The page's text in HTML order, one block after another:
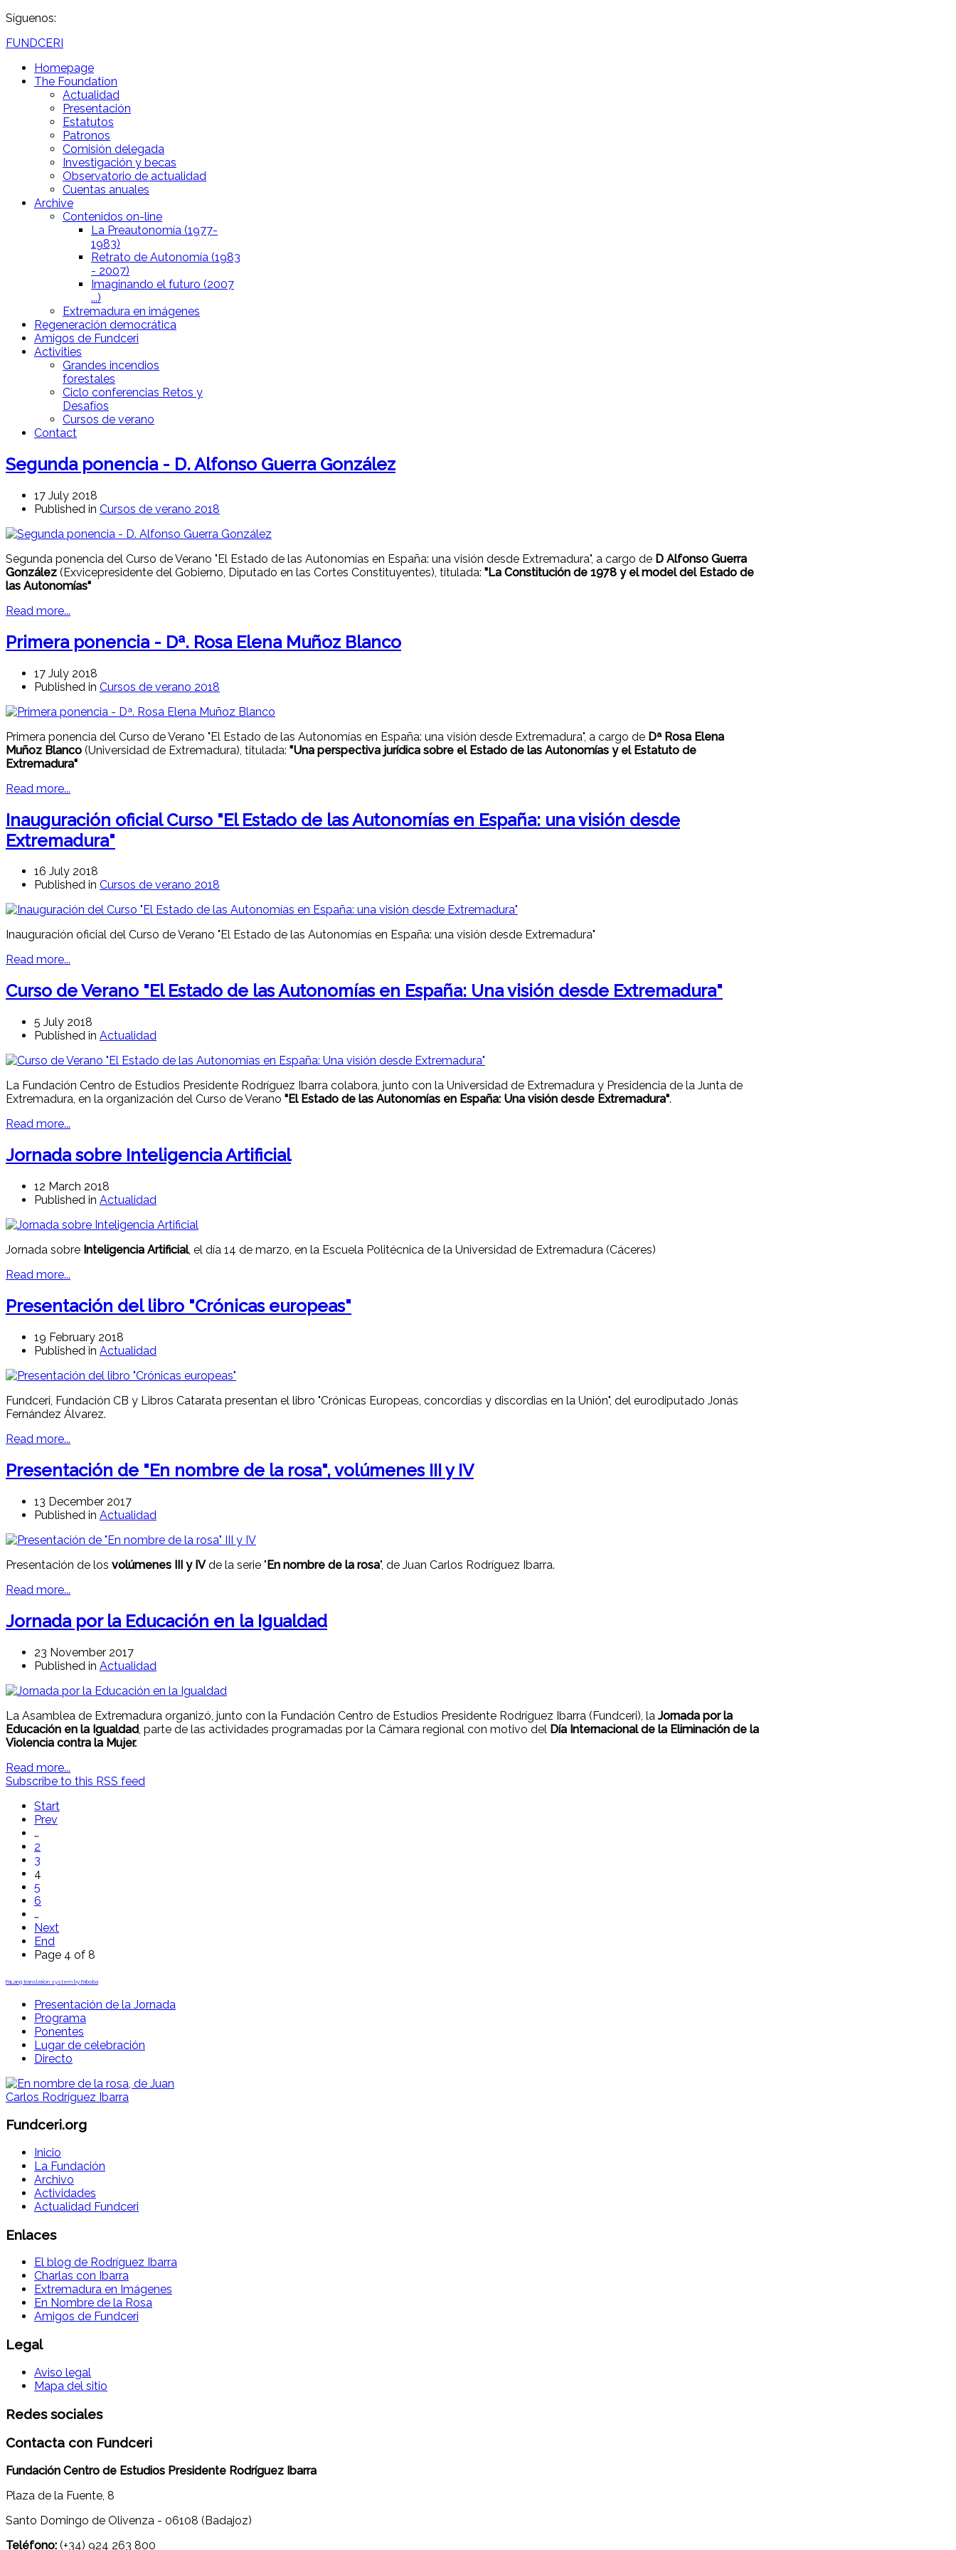
Síguenos:
FUNDCERI
Homepage
The Foundation
Actualidad
Presentación
Estatutos
Patronos
Comisión delegada
Investigación y becas
Observatorio de actualidad
Cuentas anuales
Archive
Contenidos on-line
La Preautonomía (1977-
1983)
Retrato de Autonomía (1983
- 2007)
Imaginando el futuro (2007
...)
Extremadura en imágenes
Regeneración democrática
Amigos de Fundceri
Activities
Grandes incendios
forestales
Ciclo conferencias Retos y
Desafíos
Cursos de verano
Contact
Segunda ponencia - D. Alfonso Guerra González
17 July 2018
Published in Cursos de verano 2018
Segunda ponencia del Curso de Verano "El Estado de las Autonomías en España: una visión desde Extremadura", a cargo de D Alfonso Guerra
González (Exvicepresidente del Gobierno, Diputado en las Cortes Constituyentes), titulada: "La Constitución de 1978 y el model del Estado de
las Autonomías"
Read more...
Primera ponencia - Dª. Rosa Elena Muñoz Blanco
17 July 2018
Published in Cursos de verano 2018
Primera ponencia del Curso de Verano "El Estado de las Autonomías en España: una visión desde Extremadura", a cargo de Dª Rosa Elena
Muñoz Blanco (Universidad de Extremadura), titulada: "Una perspectiva jurídica sobre el Estado de las Autonomías y el Estatuto de
Extremadura"
Read more...
Inauguración oficial Curso "El Estado de las Autonomías en España: una visión desde
Extremadura"
16 July 2018
Published in Cursos de verano 2018
Inauguración oficial del Curso de Verano "El Estado de las Autonomías en España: una visión desde Extremadura"
Read more...
Curso de Verano "El Estado de las Autonomías en España: Una visión desde Extremadura"
5 July 2018
Published in Actualidad
La Fundación Centro de Estudios Presidente Rodríguez Ibarra colabora, junto con la Universidad de Extremadura y Presidencia de la Junta de
Extremadura, en la organización del Curso de Verano "El Estado de las Autonomías en España: Una visión desde Extremadura".
Read more...
Jornada sobre Inteligencia Artificial
12 March 2018
Published in Actualidad
Jornada sobre Inteligencia Artificial, el día 14 de marzo, en la Escuela Politécnica de la Universidad de Extremadura (Cáceres)
Read more...
Presentación del libro "Crónicas europeas"
19 February 2018
Published in Actualidad
Fundceri, Fundación CB y Libros Catarata presentan el libro "Crónicas Europeas, concordias y discordias en la Unión", del eurodiputado Jonás
Fernández Álvarez.
Read more...
Presentación de "En nombre de la rosa", volúmenes III y IV
13 December 2017
Published in Actualidad
Presentación de los volúmenes III y IVde la serie "En nombre de la rosa", de Juan Carlos Rodríguez Ibarra.
Read more...
Jornada por la Educación en la Igualdad
23 November 2017
Published in Actualidad
La Asamblea de Extremadura organizó, junto con la Fundación Centro de Estudios Presidente Rodríguez Ibarra (Fundceri), laJornada por la
Educación en la Igualdad , parte de las actividades programadas por la Cámara regional con motivo del Día Internacional de la Eliminación de la
Violencia contra la Mujer.
Read more...
Subscribe to this RSS feed
Start
Prev
…
2
3
4
5
6
…
Next
End
Page 4 of 8
FaLang translation system by Faboba
Presentación de la Jornada
Programa
Ponentes
Lugar de celebración
Directo
Fundceri.org
Inicio
La Fundación
Archivo
Actividades
Actualidad Fundceri
Enlaces
El blog de Rodríguez Ibarra
Charlas con Ibarra
Extremadura en Imágenes
En Nombre de la Rosa
Amigos de Fundceri
Legal
Aviso legal
Mapa del sitio
Redes sociales
Contacta con Fundceri
Fundación Centro de Estudios Presidente Rodríguez Ibarra
Plaza de la Fuente, 8
Santo Domingo de Olivenza - 06108 (Badajoz)
Teléfono: (+34) 924 263 800